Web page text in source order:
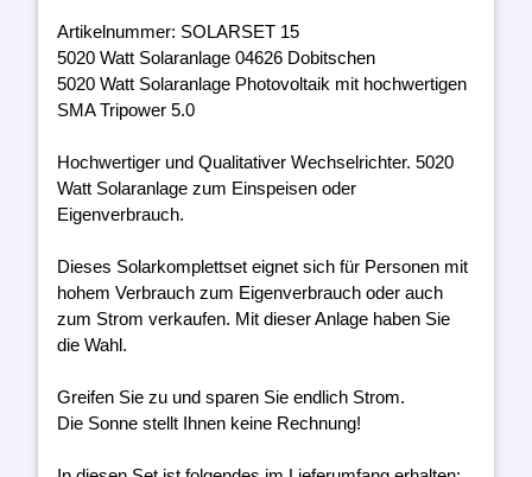
Artikelnummer: SOLARSET 15
5020 Watt Solaranlage 04626 Dobitschen
5020 Watt Solaranlage Photovoltaik mit hochwertigen
SMA Tripower 5.0
Hochwertiger und Qualitativer Wechselrichter. 5020
Watt Solaranlage zum Einspeisen oder
Eigenverbrauch.
Dieses Solarkomplettset eignet sich für Personen mit
hohem Verbrauch zum Eigenverbrauch oder auch
zum Strom verkaufen. Mit dieser Anlage haben Sie
die Wahl.
Greifen Sie zu und sparen Sie endlich Strom.
Die Sonne stellt Ihnen keine Rechnung!